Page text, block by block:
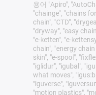
용어 "Apiro",
"chainge", "chains
chain", "CTD",
"dryway", "easy
"e-ketten", "e-
chain", "energy
skin", "e-spool",
"iglidur", "igubal",
what moves",
"iguverse",
"motion plastics",